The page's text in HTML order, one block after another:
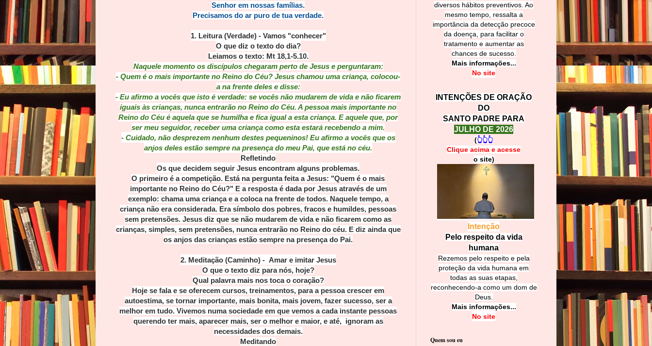
Senhor em nossas famílias.
Precisamos do ar puro de tua verdade.
1. Leitura (Verdade) - Vamos "conhecer"
O que diz o texto do dia?
Leiamos o texto: Mt 18,1-5.10.
Naquele momento os discípulos chegaram perto de Jesus e perguntaram:
- Quem é o mais importante no Reino do Céu? Jesus chamou uma criança, colocou-
a na frente deles e disse:
- Eu afirmo a vocês que isto é verdade: se vocês não mudarem de vida e não ficarem
iguais às crianças, nunca entrarão no Reino do Céu. A pessoa mais importante no
Reino do Céu é aquela que se humilha e fica igual a esta criança. E aquele que, por
ser meu seguidor, receber uma criança como esta estará recebendo a mim.
- Cuidado, não desprezem nenhum destes pequeninos! Eu afirmo a vocês que os
anjos deles estão sempre na presença do meu Pai, que está no céu.
Refletindo
Os que decidem seguir Jesus encontram alguns problemas.
O primeiro é a competição. Está na pergunta feita a Jesus: "Quem é o mais
importante no Reino do Céu?" E a resposta é dada por Jesus através de um
exemplo: chama uma criança e a coloca na frente de todos. Naquele tempo, a
criança não era considerada. Era símbolo dos pobres, fracos e humildes, pessoas
sem pretensões. Jesus diz que se não mudarem de vida e não ficarem como as
crianças, simples, sem pretensões, nunca entrarão no Reino do céu. E diz ainda que
os anjos das crianças estão sempre na presença do Pai.
2. Meditação (Caminho) - Amar e imitar Jesus
O que o texto diz para nós, hoje?
Qual palavra mais nos toca o coração?
Hoje se fala e se oferecem cursos, treinamentos, para a pessoa crescer em
autoestima, se tornar importante, mais bonita, mais jovem, fazer sucesso, ser a
melhor em tudo. Vivemos numa sociedade em que vemos a cada instante pessoas
querendo ter mais, aparecer mais, ser o melhor e maior, e até, ignoram as
necessidades dos demais.
Meditando
diversos hábitos preventivos. Ao
mesmo tempo, ressalta a
importância da detecção precoce
da doença, para facilitar o
tratamento e aumentar as
chances de sucesso.
Mais informações...
No site
INTENÇÕES DE ORAÇÃO
DO
SANTO PADRE PARA
JULHO DE 2026
(👆👆👆
Clique acima e acesse
o site)
Intenção
Pelo respeito da vida
humana
Rezemos pelo respeito e pela
proteção da vida humana em
todas as suas etapas,
reconhecendo-a como um dom de
Deus.
Mais informações...
No site
Quem sou eu